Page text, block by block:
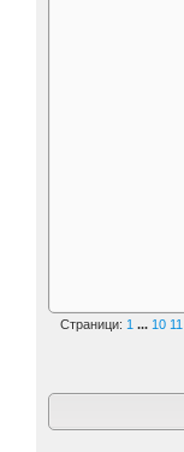
Страници: 1 ... 10 11